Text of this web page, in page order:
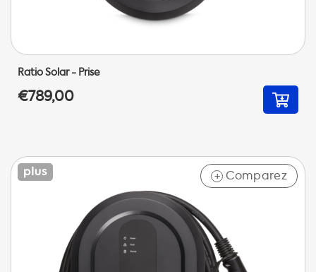
Ratio Solar - Prise
€789,00
+ Comparez